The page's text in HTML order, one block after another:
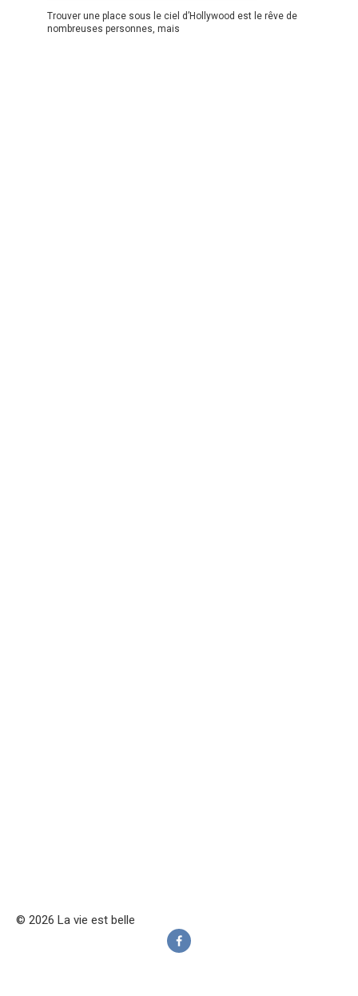
Trouver une place sous le ciel d’Hollywood est le rêve de
nombreuses personnes, mais
© 2026 La vie est belle